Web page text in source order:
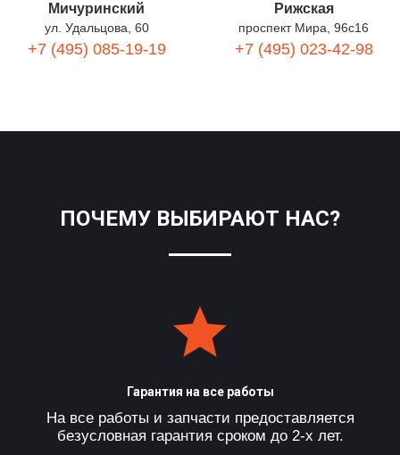
Мичуринский
ул. Удальцова, 60
+7 (495) 085-19-19
Рижская
проспект Мира, 96с16
+7 (495) 023-42-98
ПОЧЕМУ ВЫБИРАЮТ НАС?
Гарантия на все работы
На все работы и запчасти предоставляется
безусловная гарантия сроком до 2-х лет.